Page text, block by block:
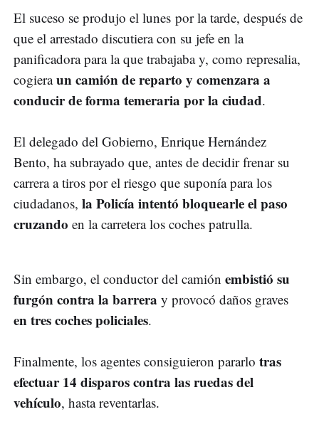
El suceso se produjo el lunes por la tarde, después de
que el arrestado discutiera con su jefe en la
panificadora para la que trabajaba y, como represalia,
cogieraun camión de reparto y comenzara a
conducir de forma temeraria por la ciudad.
El delegado del Gobierno, Enrique Hernández
Bento, ha subrayado que, antes de decidir frenar su
carrera a tiros por el riesgo que suponía para los
ciudadanos, la Policía intentó bloquearle el paso
cruzando en la carretera los coches patrulla.
Sin embargo, el conductor del camión embistió su
furgón contra la barrera y provocó daños graves
en tres coches policiales.
Finalmente, los agentes consiguieron pararlo tras
efectuar 14 disparos contra las ruedas del
vehículo, hasta reventarlas.